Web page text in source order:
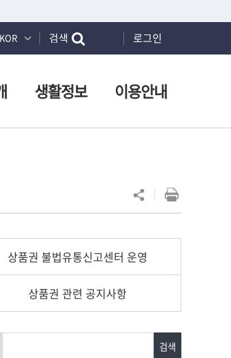
KOR 검색 로그인
생활정보 이용안내
상품권 불법유통신고센터 운영
상품권 관련 공지사항